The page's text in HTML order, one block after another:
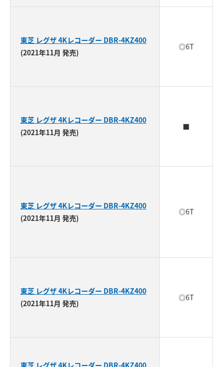
東芝 レグザ 4Kレコーダー DBR-4KZ400
(2021年11月 発売)
◎6T
東芝 レグザ 4Kレコーダー DBR-4KZ400
(2021年11月 発売)
■
東芝 レグザ 4Kレコーダー DBR-4KZ400
(2021年11月 発売)
◎6T
東芝 レグザ 4Kレコーダー DBR-4KZ400
(2021年11月 発売)
◎6T
東芝 レグザ 4Kレコーダー DBR-4KZ400